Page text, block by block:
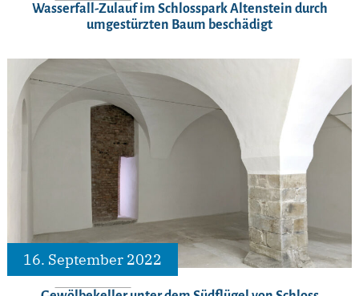
Wasserfall-Zulauf im Schlosspark Altenstein durch
umgestürzten Baum beschädigt
16. September 2022